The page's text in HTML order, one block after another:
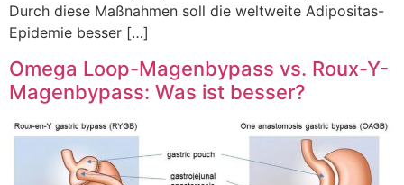
Durch diese Maßnahmen soll die weltweite Adipositas-
Epidemie besser […]
Omega Loop-Magenbypass vs. Roux-Y-
Magenbypass: Was ist besser?